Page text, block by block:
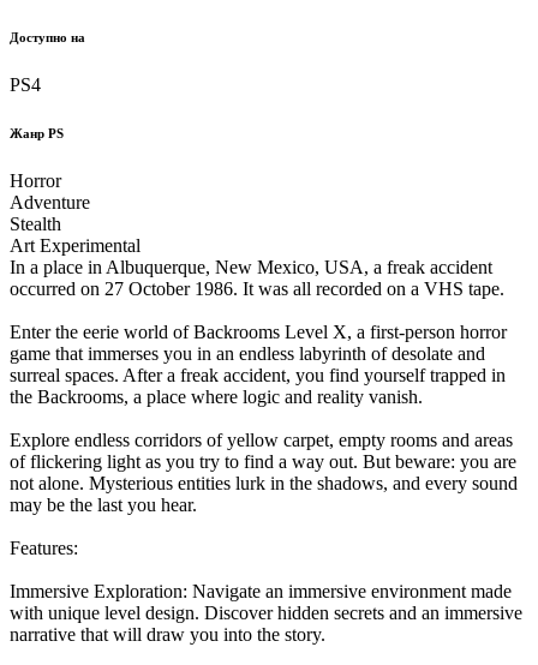
Доступно на
PS4
Жанр PS
Horror
Adventure
Stealth
Art Experimental
In a place in Albuquerque, New Mexico, USA, a freak accident
occurred on 27 October 1986. It was all recorded on a VHS tape.
Enter the eerie world of Backrooms Level X, a first-person horror
game that immerses you in an endless labyrinth of desolate and
surreal spaces. After a freak accident, you find yourself trapped in
the Backrooms, a place where logic and reality vanish.
Explore endless corridors of yellow carpet, empty rooms and areas
of flickering light as you try to find a way out. But beware: you are
not alone. Mysterious entities lurk in the shadows, and every sound
may be the last you hear.
Features:
Immersive Exploration: Navigate an immersive environment made
with unique level design. Discover hidden secrets and an immersive
narrative that will draw you into the story.